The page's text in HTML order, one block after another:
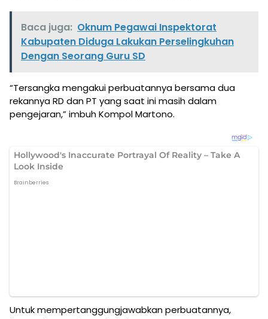
Baca juga: Oknum Pegawai Inspektorat
Kabupaten Diduga Lakukan Perselingkuhan
Dengan Seorang Guru SD
“Tersangka mengakui perbuatannya bersama dua
rekannya RD dan PT yang saat ini masih dalam
pengejaran,” imbuh Kompol Martono.
Untuk mempertanggungjawabkan perbuatannya,